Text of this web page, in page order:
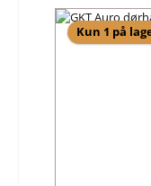
Kun 1 på